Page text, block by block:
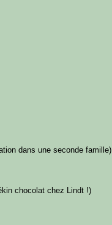
dans une seconde famille)
chocolat chez Lindt !)